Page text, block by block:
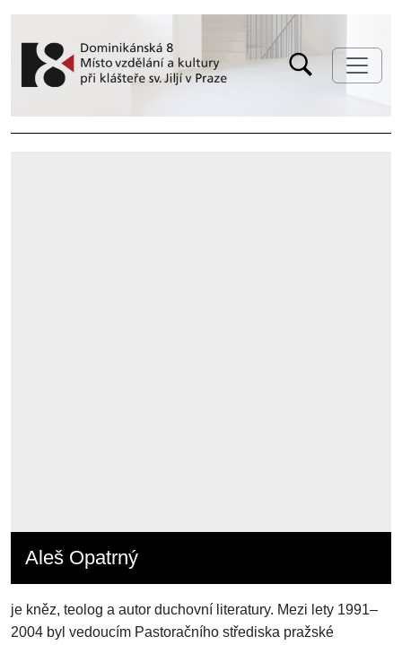
Aleš Opatrný
je kněz, teolog a autor duchovní literatury. Mezi lety 1991–
2004 byl vedoucím Pastoračního střediska pražské